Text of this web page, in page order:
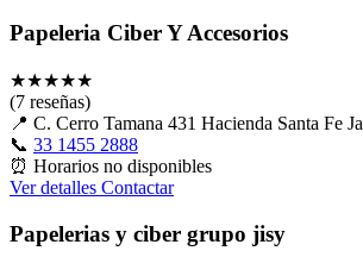
Papeleria Ciber Y Accesorios
★★★★★
(7 reseñas)
📍 C. Cerro Tamana 431 Hacienda Santa Fe
📞 33 1455 2888
⏰ Horarios no disponibles
Ver detalles Contactar
Papelerias y ciber grupo jisy